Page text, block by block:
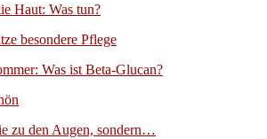
Haut: Was tun?
Was ist Beta-Glucan?
zu den Augen, sondern…